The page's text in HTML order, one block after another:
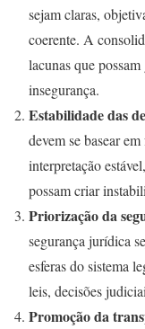
sejam claras,
coerente. A
lacunas que
insegurança.
Estabilidade das
devem se basear
interpretação
possam criar
Priorização da
segurança jurídica
esferas do sistema
leis, decisões
Promoção da